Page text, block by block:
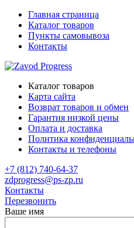
Главная страница
Каталог товаров
Пункты самовывоза
Контакты
Каталог товаров
Карта сайта
Возврат товаров и обмен
Гарантия низкой цены
Оплата и доставка
Политика
Контакты и телефоны
+7 (812) 740-64-37
zdprogress@ps-zp.ru
Контакты
Перезвонить
Ваше имя